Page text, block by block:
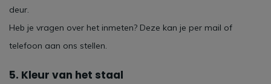
deur.
Heb je vragen over het inmeten? Deze kan je per mail of
telefoon aan ons stellen.
5. Kleur van het staal